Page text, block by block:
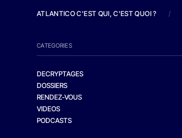
ATLANTICO C'EST QUI, C'EST QUOI ? /
CATEGORIES
DECRYPTAGES
DOSSIERS
RENDEZ-VOUS
VIDEOS
PODCASTS